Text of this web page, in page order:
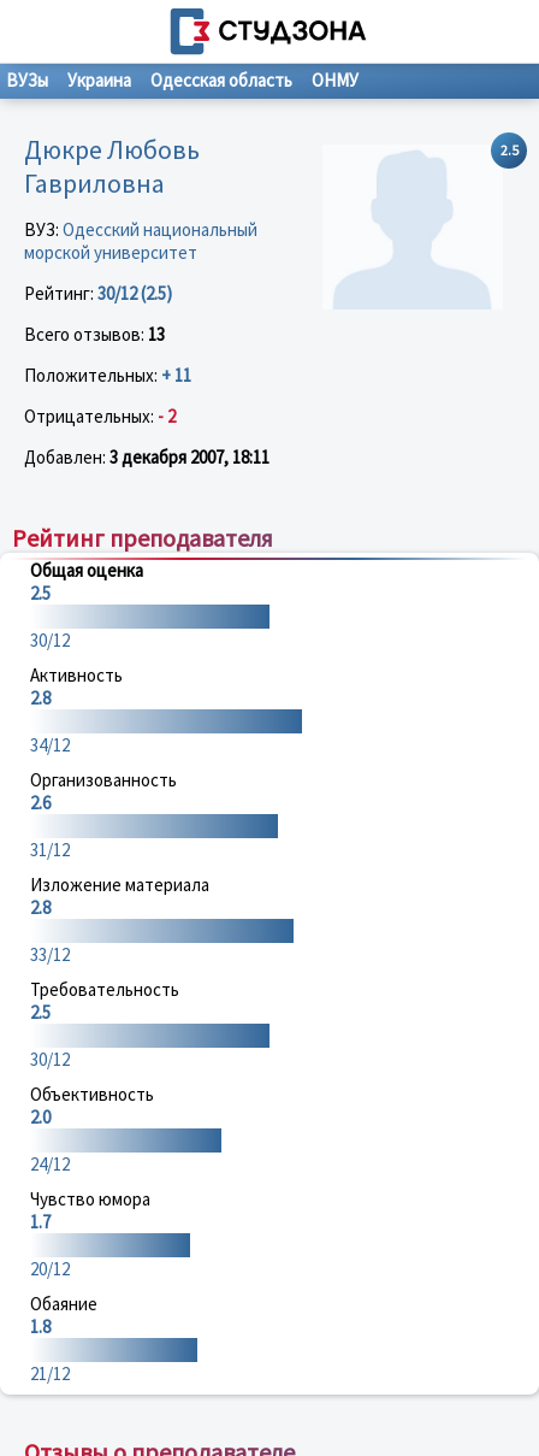
ВУЗы Украина Одесская область ОНМУ
2.5
Дюкре Любовь
Гавриловна
ВУЗ: Одесский национальный
морской университет
Рейтинг: 30/12 (2.5)
Всего отзывов: 13
Положительных: + 11
Отрицательных: - 2
Добавлен: 3 декабря 2007, 18:11
Рейтинг преподавателя
Общая оценка
2.5
30/12
Активность
2.8
34/12
Организованность
2.6
31/12
Изложение материала
2.8
33/12
Требовательность
2.5
30/12
Объективность
2.0
24/12
Чувство юмора
1.7
20/12
Обаяние
1.8
21/12